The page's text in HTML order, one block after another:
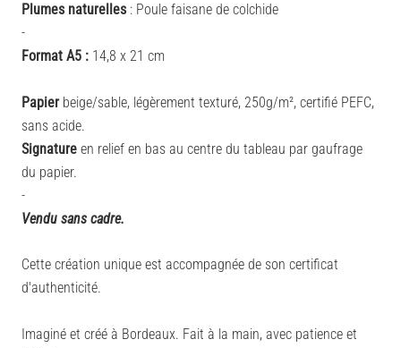
Plumes naturelles : Poule faisane de colchide
-
Format A5 : 14,8 x 21 cm
Papier beige/sable, légèrement texturé, 250g/m², certifié PEFC,
sans acide.
Signature en relief en bas au centre du tableau par gaufrage
du papier.
-
Vendu sans cadre.
Cette création unique est accompagnée de son certificat
d'authenticité.
Imaginé et créé à Bordeaux. Fait à la main, avec patience et